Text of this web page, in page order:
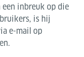
een inbreuk op die
is hij
e-mail op​​​​​​​